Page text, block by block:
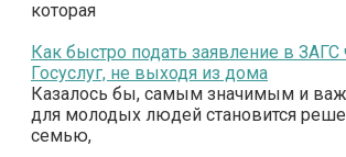
которая
Как быстро подать заявление в ЗАГС
Госуслуг, не выходя из дома
Казалось бы, самым значимым и
для молодых людей становится
семью,